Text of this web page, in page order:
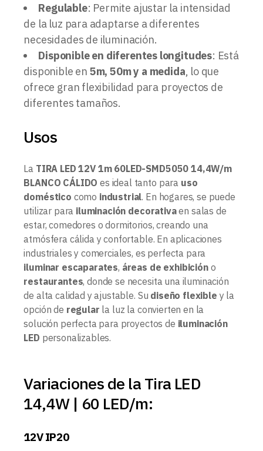
Regulable: Permite ajustar la intensidad
de la luz para adaptarse a diferentes
necesidades de iluminación.
Disponible en diferentes longitudes: Está
disponible en 5m, 50m y a medida, lo que
ofrece gran flexibilidad para proyectos de
diferentes tamaños.
Usos
La TIRA LED 12V 1m 60LED-SMD5050 14,4W/m
BLANCO CÁLIDO es ideal tanto para uso
doméstico como industrial. En hogares, se puede
utilizar para iluminación decorativaen salas de
estar, comedores o dormitorios, creando una
atmósfera cálida y confortable. En aplicaciones
industriales y comerciales, es perfecta para
iluminar escaparates, áreas de exhibicióno
restaurantes, donde se necesita una iluminación
de alta calidad y ajustable. Su diseño flexible y la
opción de regular la luz la convierten en la
solución perfecta para proyectos de iluminación
LED personalizables.
Variaciones de la Tira LED
14,4W | 60 LED/m:
12V IP20